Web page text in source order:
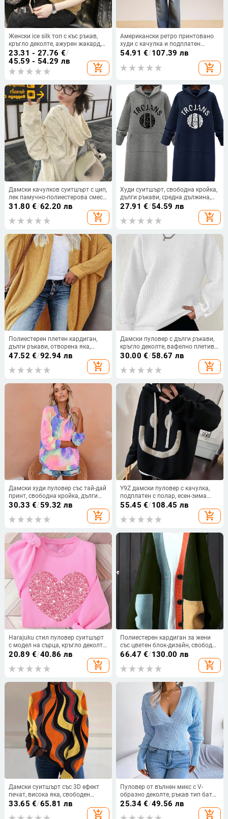
Женски ice silk топ с къс ръкав,
кръгло деколте, ажурен жакард,
свободен силует
23.31 - 27.76 €/
45.59 - 54.29 лв
add_shopping_cart
Американски ретро принтовано
худи с качулка и подплатен
флийс, свободна кройка, зимен
54.91 €/107.39 лв
add_shopping_cart
Дамски качулков суитшърт с цип,
лек памучно-полиестерова смес,
стилен ежедневен кардиган с
31.80 €/62.20 лв
add_shopping_cart
Худи суитшърт, свободна кройка,
дълги ръкави, средна дължина,
полиестер
27.91 €/54.59 лв
add_shopping_cart
Полиестерен плетен кардиган,
дълги ръкави, отворена яка,
свободен силует, дължина 80–
47.52 €/92.94 лв
add_shopping_cart
Дамски пуловер с дълги ръкави,
кръгло деколте, вафелно плетиво,
полиестер (70-80% полиестер)
30.00 €/58.67 лв
add_shopping_cart
Дамски худи пуловер със тай-дай
принт, свободна кройка, дълги
ръкави, качулка, плетена
30.33 €/59.32 лв
add_shopping_cart
Y9Z дамски пуловер с качулка,
подплатен с полар, есен-зима
2023, урбан стил, свободен
55.45 €/108.45 лв
add_shopping_cart
Harajuku стил пуловер суитшърт
с модел на сърца, кръгло деколте,
дълги ръкави, 95% полиестер
20.89 €/40.86 лв
add_shopping_cart
Полиестерен кардиган за жени
със цветен блок-дизайн, свободен
крой, дълги ръкави, средна
66.47 €/130.00 лв
add_shopping_cart
Дамски суитшърт със 3D ефект
печат, висока яка, свободен
силует, дълги ръкави
33.65 €/65.81 лв
add_shopping_cart
Пуловер от вълнен микс с V-
образно деколте, ръкав тип бат
(бат ръкав), еднотонен, полиестер
дължина 40–50 см
25.34€/49.56 лв
add_shopping_cart